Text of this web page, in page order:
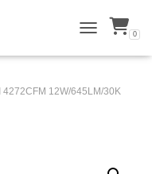
ALTERNAR
0
4272CFM 12W/645LM/30K